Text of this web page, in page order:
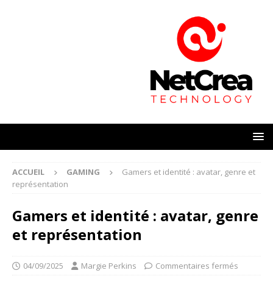
ACCUEIL GAMING
Gamers et identité : avatar, genre et
représentation
Gamers et identité : avatar, genre
et représentation
04/09/2025 Margie Perkins Commentaires fermés